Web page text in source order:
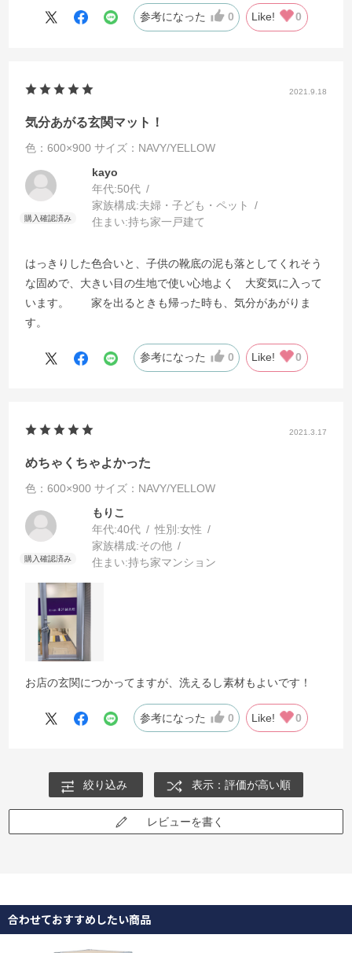
参考になった 0 Like! 0
2021.9.18
気分あがる玄関マット！
色：600×900 サイズ：NAVY/YELLOW
kayo
年代:50代
家族構成:夫婦・子ども・ペット
住まい:持ち家一戸建て
はっきりした色合いと、子供の靴底の泥も落としてくれそう
な固めで、大きい目の生地で使い心地よく 大変気に入って
います。 家を出るときも帰った時も、気分があがりま
す。
参考になった 0 Like! 0
2021.3.17
めちゃくちゃよかった
色：600×900 サイズ：NAVY/YELLOW
もりこ
年代:40代 性別:女性
家族構成:その他
住まい:持ち家マンション
お店の玄関につかってますが、洗えるし素材もよいです！
参考になった 0 Like! 0
絞り込み 表示：評価が高い順
レビューを書く
合わせておすすめしたい商品